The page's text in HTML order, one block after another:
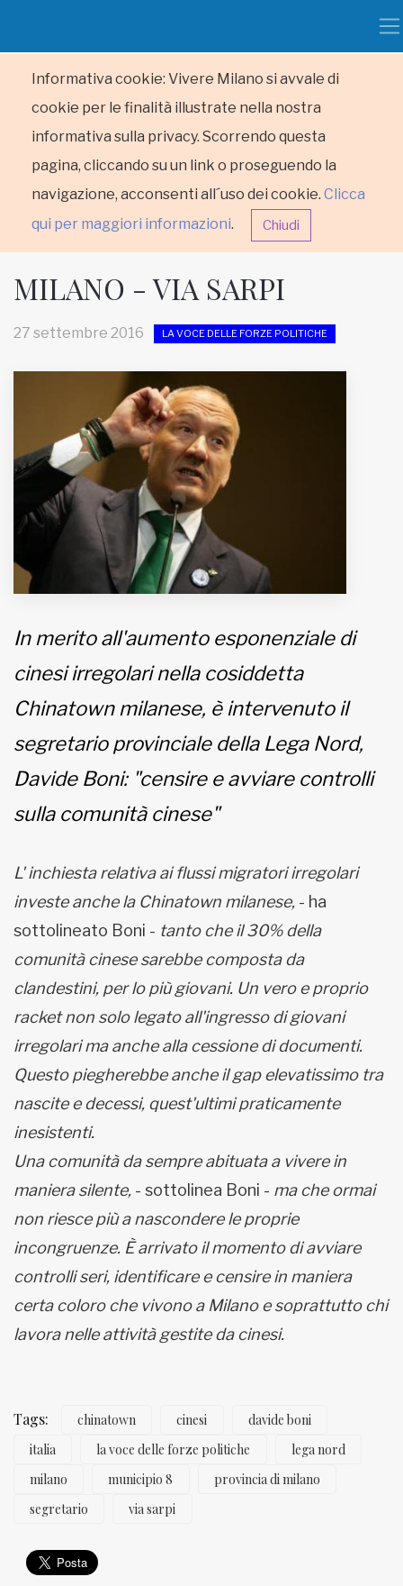
Informativa cookie: Vivere Milano si avvale di
cookie per le finalità illustrate nella nostra
informativa sulla privacy. Scorrendo questa
pagina, cliccando su un link o proseguendo la
navigazione, acconsenti all´uso dei cookie. Clicca
qui per maggiori informazioni. Chiudi
MUNICIPI
Inviateci le vostre segnalazioni
Iscriviti alla newsletter
Bernardis
EDB edizioni - Via Brivio angolo C.
Imbonati, 89 20159 Milano (Italia)
Informativa sulla privacy
MILANO - VIA SARPI
27 settembre 2016 LA VOCE DELLE FORZE POLITICHE
In merito all'aumento esponenziale di
cinesi irregolari nella cosiddetta
Chinatown milanese, è intervenuto il
segretario provinciale della Lega Nord,
Davide Boni: "censire e avviare controlli
sulla comunità cinese"
L' inchiesta relativa ai flussi migratori irregolari
investe anche la Chinatown milanese, - ha
sottolineato Boni - tanto che il 30% della
comunità cinese sarebbe composta da
clandestini, per lo più giovani. Un vero e proprio
racket non solo legato all'ingresso di giovani
irregolari ma anche alla cessione di documenti.
Questo piegherebbe anche il gap elevatissimo tra
nascite e decessi, quest'ultimi praticamente
inesistenti.
Una comunità da sempre abituata a vivere in
maniera silente, - sottolinea Boni - ma che ormai
non riesce più a nascondere le proprie
incongruenze. È arrivato il momento di avviare
controlli seri, identificare e censire in maniera
certa coloro che vivono a Milano e soprattutto chi
lavora nelle attività gestite da cinesi.
Tags: chinatown cinesi
davide boni
italia
la voce delle forze politiche
lega nord
milano
municipio 8
provincia di milano
segretario
via sarpi